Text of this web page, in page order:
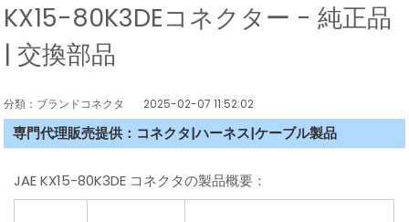
KX15-80K3DEコネクター - 純正品
| 交換部品
分類：ブランドコネクタ 2025-02-07 11:52:02
専門代理販売提供：コネクタ|ハーネス|ケーブル製品
JAE KX15-80K3DE コネクタの製品概要：